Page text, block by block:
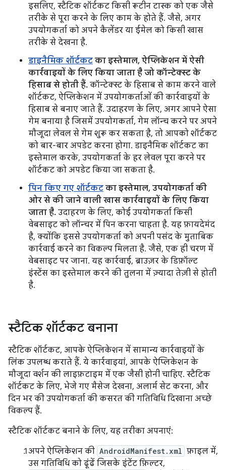
इसलिए, स्टैटिक शॉर्टकट किसी रूटीन टास्क को एक जैसे
तरीके से पूरा करने के लिए काम के होते हैं. जैसे, अगर
उपयोगकर्ता को अपने कैलेंडर या ईमेल को किसी खास
तरीके से देखना है.
डाइनैमिक शॉर्टकट का इस्तेमाल, ऐप्लिकेशन में ऐसी
कार्रवाइयों के लिए किया जाता है जो कॉन्टेक्स्ट के
हिसाब से होती हैं. कॉन्टेक्स्ट के हिसाब से काम करने वाले
शॉर्टकट, ऐप्लिकेशन में उपयोगकर्ताओं की कार्रवाइयों के
हिसाब से बनाए जाते हैं. उदाहरण के लिए, अगर आपने ऐसा
गेम बनाया है जिसमें उपयोगकर्ता, गेम लॉन्च करने पर अपने
मौजूदा लेवल से गेम शुरू कर सकता है, तो आपको शॉर्टकट
को बार-बार अपडेट करना होगा. डाइनैमिक शॉर्टकट का
इस्तेमाल करके, उपयोगकर्ता के हर लेवल पूरा करने पर
शॉर्टकट को अपडेट किया जा सकता है.
पिन किए गए शॉर्टकट का इस्तेमाल, उपयोगकर्ता की
ओर से की जाने वाली खास कार्रवाइयों के लिए किया
जाता है. उदाहरण के लिए, कोई उपयोगकर्ता किसी
वेबसाइट को लॉन्चर में पिन करना चाहता है. यह फ़ायदेमंद
है, क्योंकि इससे उपयोगकर्ता को अपनी पसंद के मुताबिक
कार्रवाई करने का विकल्प मिलता है. जैसे, एक ही चरण में
वेबसाइट पर जाना. यह कार्रवाई, ब्राउज़र के डिफ़ॉल्ट
इंस्टेंस का इस्तेमाल करने की तुलना में ज़्यादा तेज़ी से होती
है.
स्टैटिक शॉर्टकट बनाना
स्टैटिक शॉर्टकट, आपके ऐप्लिकेशन में सामान्य कार्रवाइयों के
लिंक उपलब्ध कराते हैं. ये कार्रवाइयां, आपके ऐप्लिकेशन के
मौजूदा वर्शन की लाइफ़टाइम में एक जैसी होनी चाहिए. स्टैटिक
शॉर्टकट के लिए, भेजे गए मैसेज देखना, अलार्म सेट करना, और
दिन भर की उपयोगकर्ता की कसरत की गतिविधि दिखाना अच्छे
विकल्प हैं.
स्टैटिक शॉर्टकट बनाने के लिए, यह तरीका अपनाएं:
अपने ऐप्लिकेशन की AndroidManifest.xml फ़ाइल में,
उस गतिविधि को ढूंढें जिसके इंटेंट फ़िल्टर,